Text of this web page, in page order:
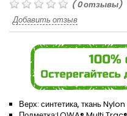
(0отзывы)
Добавить отзыв
Верх: синтетика, ткань